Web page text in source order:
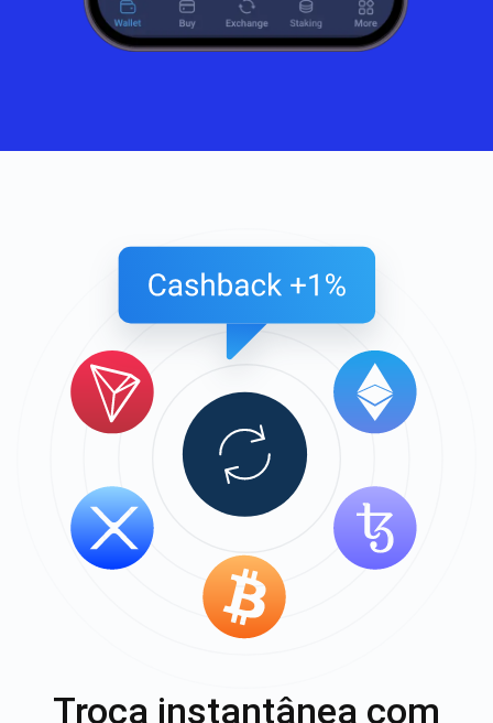
Troca instantânea com